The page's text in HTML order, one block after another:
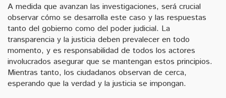
A medida que avanzan las investigaciones, será crucial
observar cómo se desarrolla este caso y las respuestas
tanto del gobierno como del poder judicial. La
transparencia y la justicia deben prevalecer en todo
momento, y es responsabilidad de todos los actores
involucrados asegurar que se mantengan estos principios.
Mientras tanto, los ciudadanos observan de cerca,
esperando que la verdad y la justicia se impongan.